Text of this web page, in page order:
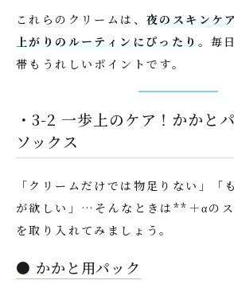
これらのクリームは、 夜のスキンケ
上がりのルーティンにぴったり 。毎
帯もうれしいポイントです。
・3-2 一歩上のケア！かかと
ソックス
「クリームだけでは物足りない」「
が欲しい」…そんなときは**＋αの
を取り入れてみましょう。
● かかと用パック